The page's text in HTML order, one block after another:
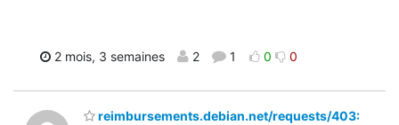
2 mois, 3 semaines 2 1 0 0
reimbursements.debian.net/requests/403: